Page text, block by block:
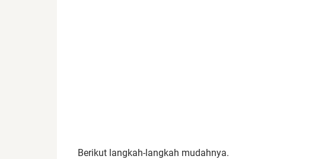
Berikut langkah-langkah mudahnya.